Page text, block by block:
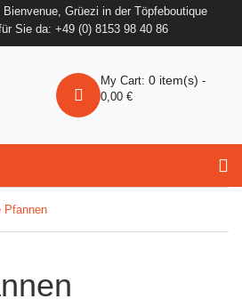
Grüezi in der Töpfeboutique
Sie da: +49 (0) 8153 98 40 86
My Cart: 0 item(s) -
0,00 €
Pfannen